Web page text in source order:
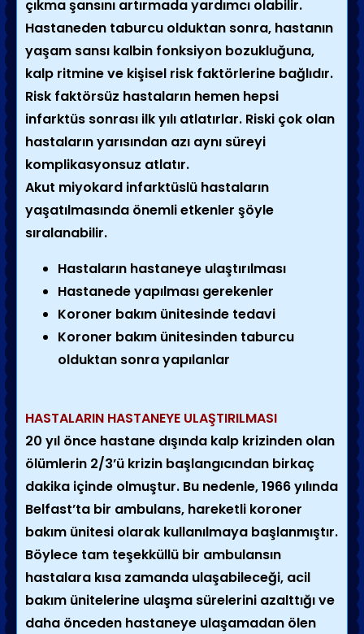
çıkma şansını artırmada yardımcı olabilir.
Hastaneden taburcu olduktan sonra, hastanın
yaşam sansı kalbin fonksiyon bozukluğuna,
kalp ritmine ve kişisel risk faktörlerine bağlıdır.
Risk faktörsüz hastaların hemen hepsi
infarktüs sonrası ilk yılı atlatırlar. Riski çok olan
hastaların yarısından azı aynı süreyi
komplikasyonsuz atlatır.
Akut miyokard infarktüslü hastaların
yaşatılmasında önemli etkenler şöyle
sıralanabilir.
Hastaların hastaneye ulaştırılması
Hastanede yapılması gerekenler
Koroner bakım ünitesinde tedavi
Koroner bakım ünitesinden taburcu
olduktan sonra yapılanlar
HASTALARIN HASTANEYE ULAŞTIRILMASI
20 yıl önce hastane dışında kalp krizinden olan
ölümlerin 2/3’ü krizin başlangıcından birkaç
dakika içinde olmuştur. Bu nedenle, 1966 yılında
Belfast’ta bir ambulans, hareketli koroner
bakım ünitesi olarak kullanılmaya başlanmıştır.
Böylece tam teşekküllü bir ambulansın
hastalara kısa zamanda ulaşabileceği, acil
bakım ünitelerine ulaşma sürelerini azalttığı ve
daha önceden hastaneye ulaşamadan ölen